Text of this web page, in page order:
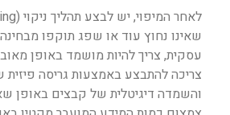
שאינו נחוץ עוד או שפג תוקפו מבחינה
עסקית, צריך להיות מושמד באופן
צריכה להתבצע באמצעות גריסה
והשמדה דיגיטלית של קבצים באופן